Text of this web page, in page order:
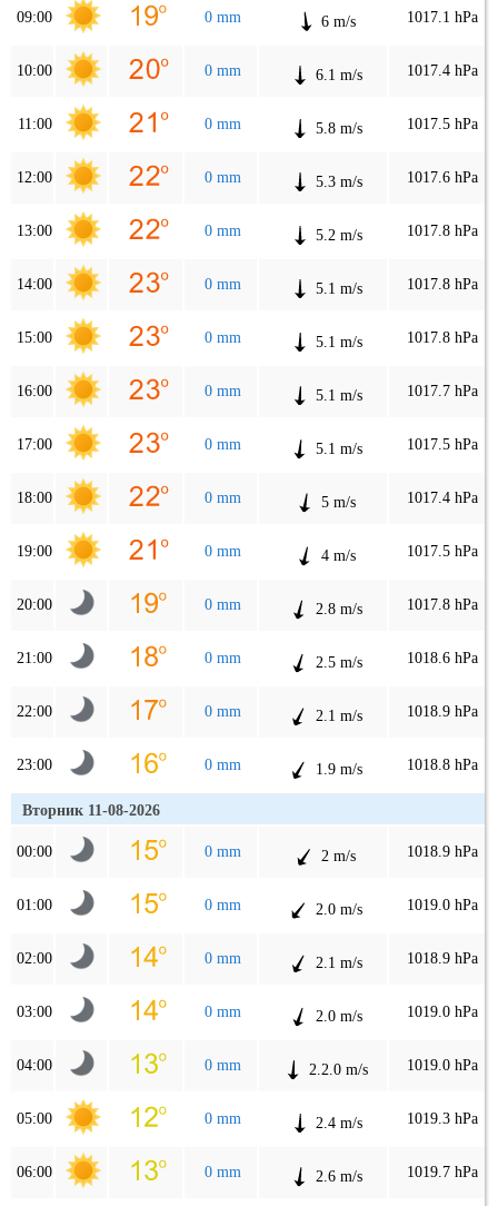
09:00 0 mm 6 m/s 1017.1 hPa
10:00 0 mm 6.1 m/s 1017.4 hPa
11:00 0 mm 5.8 m/s 1017.5 hPa
12:00 0 mm 5.3 m/s 1017.6 hPa
13:00 0 mm 5.2 m/s 1017.8 hPa
14:00 0 mm 5.1 m/s 1017.8 hPa
15:00 0 mm 5.1 m/s 1017.8 hPa
16:00 0 mm 5.1 m/s 1017.7 hPa
17:00 0 mm 5.1 m/s 1017.5 hPa
18:00 0 mm 5 m/s 1017.4 hPa
19:00 0 mm 4 m/s 1017.5 hPa
20:00 0 mm 2.8 m/s 1017.8 hPa
21:00 0 mm 2.5 m/s 1018.6 hPa
22:00 0 mm 2.1 m/s 1018.9 hPa
23:00 0 mm 1.9 m/s 1018.8 hPa
Вторник 11-08-2026
00:00 0 mm 2 m/s 1018.9 hPa
01:00 0 mm 2.0 m/s 1019.0 hPa
02:00 0 mm 2.1 m/s 1018.9 hPa
03:00 0 mm 2.0 m/s 1019.0 hPa
04:00 0 mm 2.2.0 m/s 1019.0 hPa
05:00 0 mm 2.4 m/s 1019.3 hPa
06:00 0 mm 2.6 m/s 1019.7 hPa